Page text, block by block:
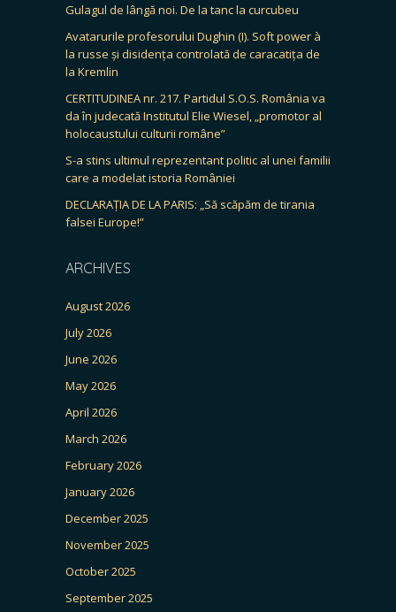
Gulagul de lângă noi. De la tanc la curcubeu
Avatarurile profesorului Dughin (I). Soft power à
la russe și disidența controlată de caracatița de
la Kremlin
CERTITUDINEA nr. 217. Partidul S.O.S. România va
da în judecată Institutul Elie Wiesel, „promotor al
holocaustului culturii române”
S-a stins ultimul reprezentant politic al unei familii
care a modelat istoria României
DECLARAȚIA DE LA PARIS: „Să scăpăm de tirania
falsei Europe!”
ARCHIVES
August 2026
July 2026
June 2026
May 2026
April 2026
March 2026
February 2026
January 2026
December 2025
November 2025
October 2025
September 2025